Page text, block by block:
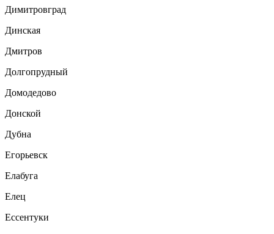
Димитровград
Динская
Дмитров
Долгопрудный
Домодедово
Донской
Дубна
Егорьевск
Елабуга
Елец
Ессентуки